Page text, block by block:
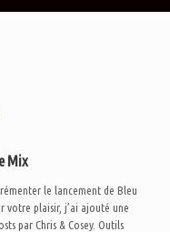
Mix
le lancement de Bleu
votre plaisir, j’ai ajouté une
par Chris & Cosey. Outils